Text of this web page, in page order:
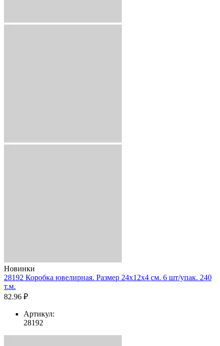
Новинки
28192 Коробка ювелирная. Размер 24x12x4 см. 6 шт/упак. 240
т.м.
82.96 ₽
Артикул:
28192